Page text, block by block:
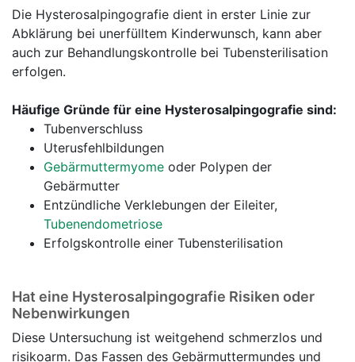
Die Hysterosalpingografie dient in erster Linie zur
Abklärung bei unerfülltem Kinderwunsch, kann aber
auch zur Behandlungskontrolle bei Tubensterilisation
erfolgen.
Häufige Gründe für eine Hysterosalpingografie sind:
Tubenverschluss
Uterusfehlbildungen
Gebärmuttermyome oder Polypen der
Gebärmutter
Entzündliche Verklebungen der Eileiter,
Tubenendometriose
Erfolgskontrolle einer Tubensterilisation
Hat eine Hysterosalpingografie Risiken oder
Nebenwirkungen
Diese Untersuchung ist weitgehend schmerzlos und
risikoarm. Das Fassen des Gebärmuttermundes und